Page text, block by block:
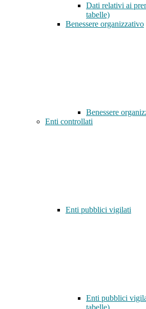
Dati relativi ai
tabelle)
Benessere organizzativo
Benessere
Enti controllati
Enti pubblici vigilati
Enti pubblici